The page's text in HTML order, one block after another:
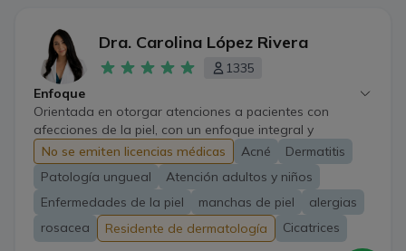
Dra. Carolina López Rivera
1335
Enfoque
Orientada en otorgar atenciones a pacientes con
afecciones de la piel, con un enfoque integral y
personalizado. En el área de medicina laboral, cuento
además con amplia experiencia en enfermedades
derivadas del trabajo, tanto dermatológicas como de la
esfera de salud mental tan predominantes como el
estrés laboral, ayudando mediante terapias accesibles y
la intervención de los estilos de vida.
No se emiten licencias médicas Acné
Dermatitis
Patología ungueal
Atención adultos y niños
Enfermedades de la piel
manchas de piel
alergias
rosacea
Residente de dermatología Cicatrices